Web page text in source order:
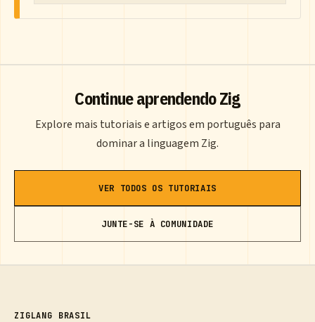
Continue aprendendo Zig
Explore mais tutoriais e artigos em português para
dominar a linguagem Zig.
VER TODOS OS TUTORIAIS
JUNTE-SE À COMUNIDADE
ZIGLANG BRASIL